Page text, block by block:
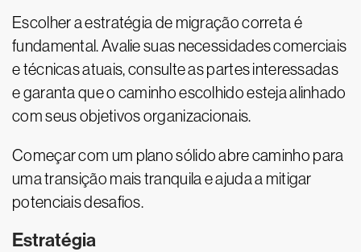
Escolher a estratégia de migração correta é
fundamental. Avalie suas necessidades comerciais
e técnicas atuais, consulte as partes interessadas
e garanta que o caminho escolhido esteja alinhado
com seus objetivos organizacionais.
Começar com um plano sólido abre caminho para
uma transição mais tranquila e ajuda a mitigar
potenciais desafios.
Estratégia